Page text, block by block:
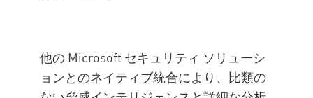
他の Microsoft セキュリティ ソリューシ
ョンとのネイティブ統合により、比類の